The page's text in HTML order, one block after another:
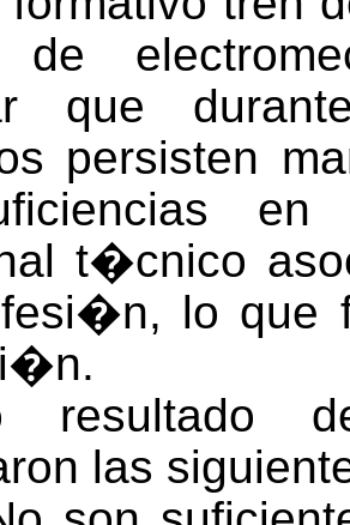
de
que
persisten
t�cnico
lo que
resultado
las